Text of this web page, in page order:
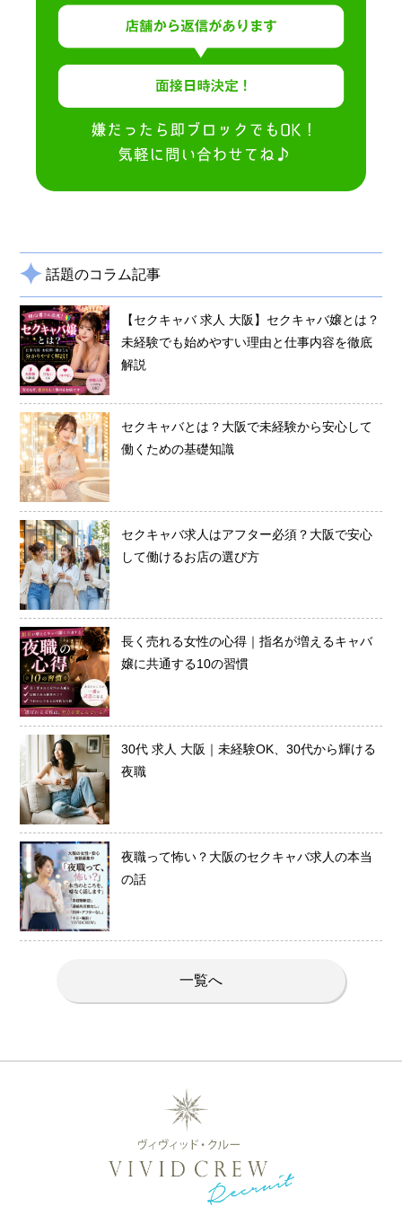
話題のコラム記事
【セクキャバ 求人 大阪】セクキャバ嬢とは？
未経験でも始めやすい理由と仕事内容を徹底
解説
セクキャバとは？大阪で未経験から安心して
働くための基礎知識
セクキャバ求人はアフター必須？大阪で安心
して働けるお店の選び方
長く売れる女性の心得｜指名が増えるキャバ
嬢に共通する10の習慣
30代 求人 大阪｜未経験OK、30代から輝ける
夜職
夜職って怖い？大阪のセクキャバ求人の本当
の話
一覧へ